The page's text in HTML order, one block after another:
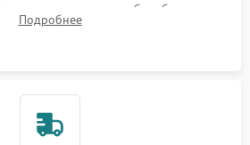
подшипников барабана и
а манжеты люка на разрывы.
Подробнее